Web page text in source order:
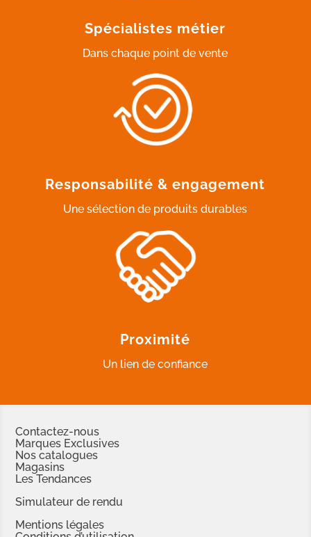
Spécialistes métier
Dans chaque point de vente
Responsabilité & engagement
Une sélection de produits durables
Proximité
Un lien de confiance
Contactez-nous
Marques Exclusives
Nos catalogues
Magasins
Les Tendances
Simulateur de rendu
Mentions légales